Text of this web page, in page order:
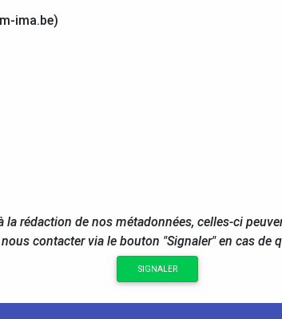
ima.be)
rédaction de nos métadonnées, celles-ci
contacter via le bouton "Signaler" en cas de
SIGNALER